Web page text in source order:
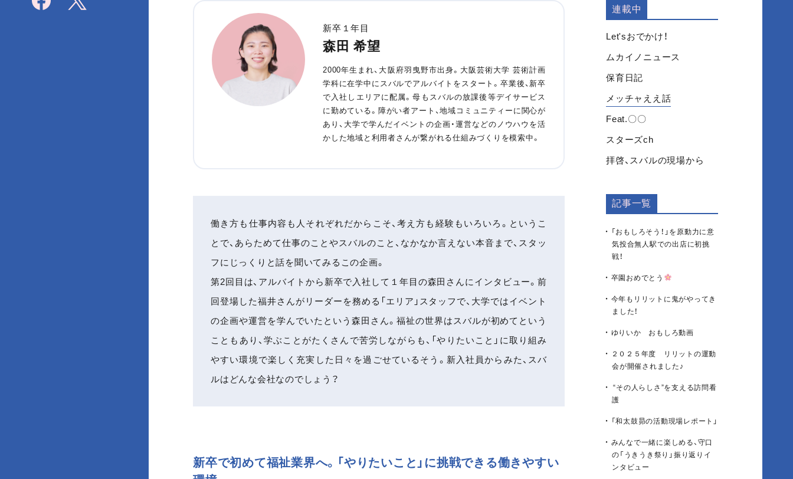
新卒１年目
森田 希望
2000年生まれ、大阪府羽曳野市出身。大阪芸術大学 芸術計画
学科に在学中にスバルでアルバイトをスタート。卒業後、新卒
で入社しエリアに配属。母もスバルの放課後等デイサービス
に勤めている。障がい者アート、地域コミュニティーに関心が
あり、大学で学んだイベントの企画・運営などのノウハウを活
かした地域と利用者さんが繋がれる仕組みづくりを模索中。
働き方も仕事内容も人それぞれだからこそ、考え方も経験もいろいろ。というこ
とで、あらためて仕事のことやスバルのこと、なかなか言えない本音まで、スタッ
フにじっくりと話を聞いてみるこの企画。
第2回目は、アルバイトから新卒で入社して１年目の森田さんにインタビュー。前
回登場した福井さんがリーダーを務める「エリア」スタッフで、大学ではイベント
の企画や運営を学んでいたという森田さん。福祉の世界はスバルが初めてという
こともあり、学ぶことがたくさんで苦労しながらも、「やりたいこと」に取り組み
やすい環境で楽しく充実した日々を過ごせているそう。新入社員からみた、スバ
ルはどんな会社なのでしょう？
新卒で初めて福祉業界へ。「やりたいこと」に挑戦できる働きやすい
連載中
Let'sおでかけ！
ムカイノニュース
保育日記
メッチャええ話
Feat.〇〇
スターズch
拝啓、スバルの現場から
記事一覧
「おもしろそう！」を原動力に意
気投合無人駅での出店に初挑
戦！
卒園おめでとう
今年もリリットに鬼がやってき
ました！
ゆりいか おもしろ動画
２０２５年度 リリットの運動
会が開催されました♪
“その人らしさ”を支える訪問看
護
「和太鼓昴の活動現場レポート」
みんなで一緒に楽しめる、守口
の「うきうき祭り」振り返りイ
ンタビュー